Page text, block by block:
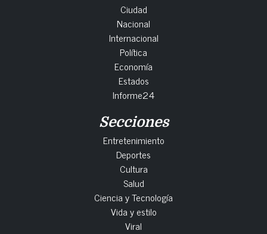
Ciudad
Nacional
Internacional
Política
Economía
Estados
Informe24
Secciones
Entretenimiento
Deportes
Cultura
Salud
Ciencia y Tecnología
Vida y estilo
Viral